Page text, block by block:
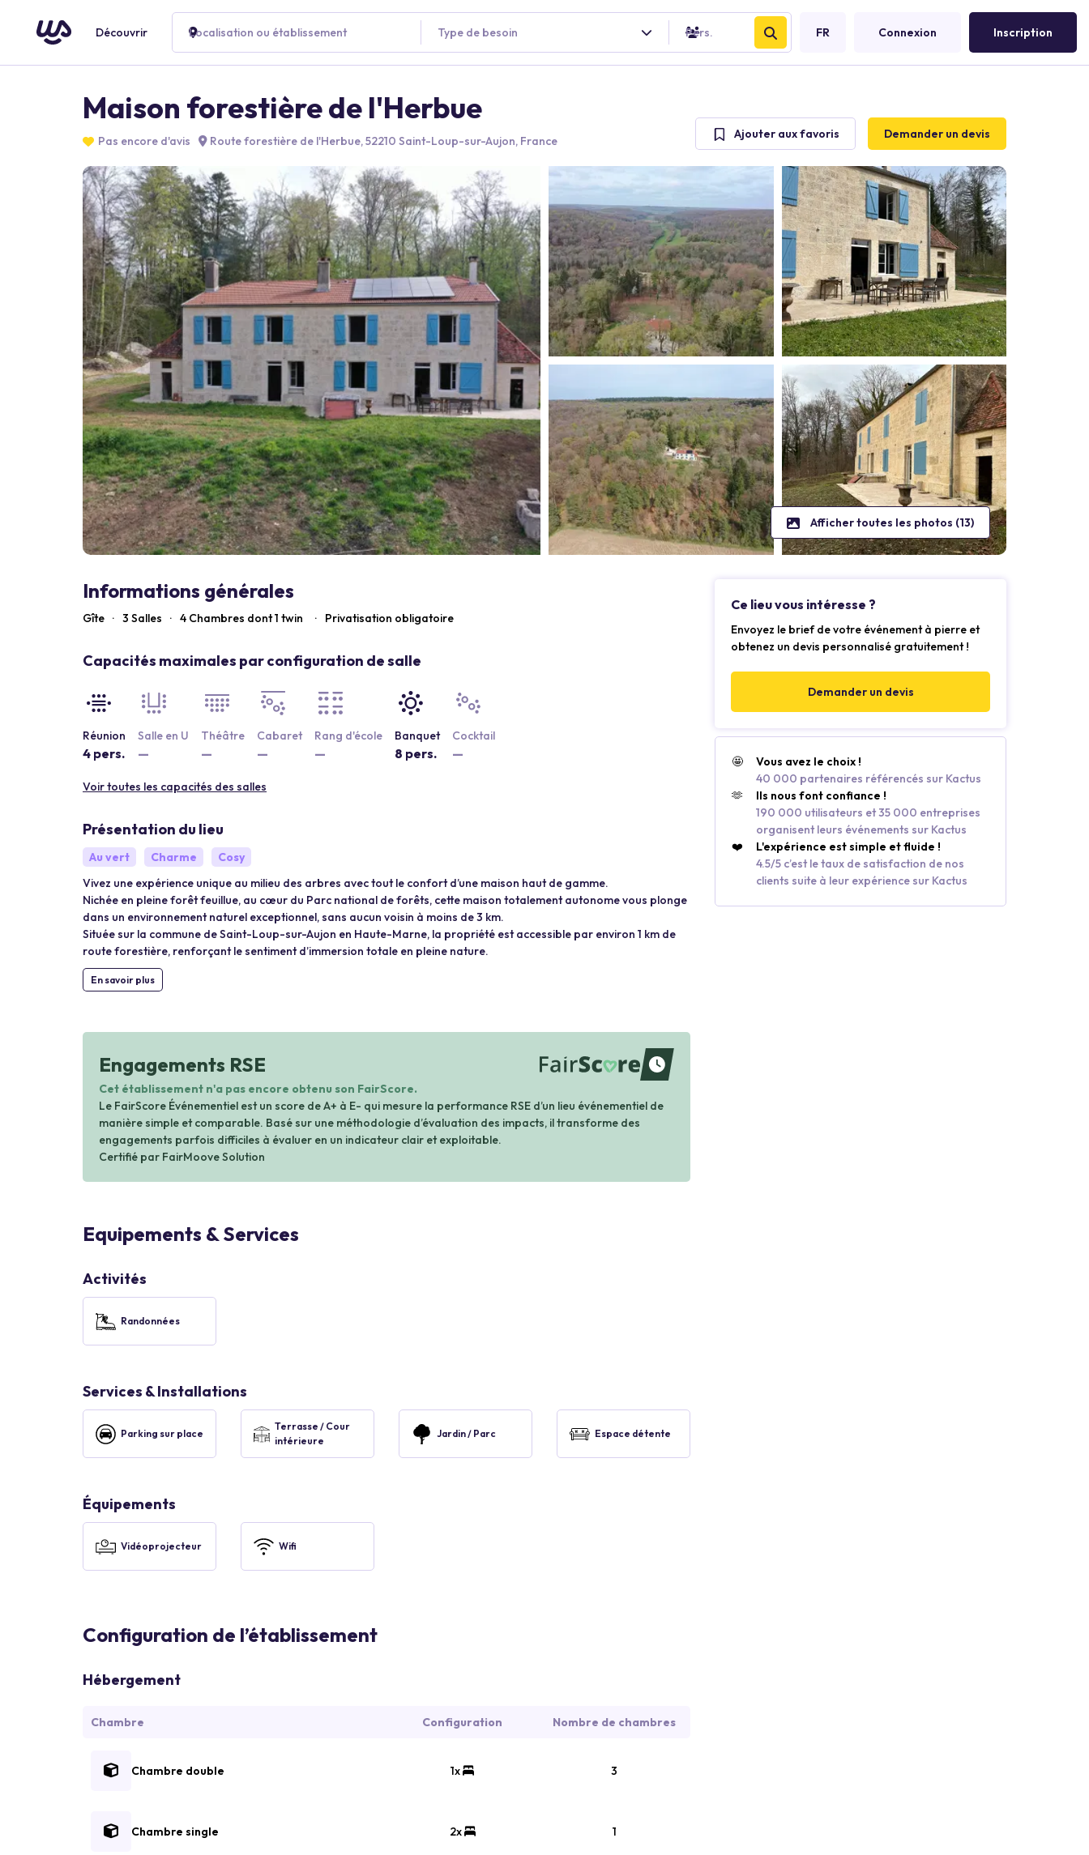
Découvrir Localisation ou établissement Type de besoin Pers. FR Connexion Inscription
Maison forestière de l'Herbue
Pas encore d'avis Route forestière de l'Herbue, 52210 Saint-Loup-sur-Aujon, France Ajouter aux favoris Demander un devis
Afficher toutes les photos (13)
Informations générales
Gîte · 3 Salles · 4 Chambres dont 1 twin · Privatisation obligatoire
Capacités maximales par configuration de salle
Réunion
4 pers.
Salle en U
—
Théâtre
—
Cabaret
—
Rang d'école
—
Banquet
8 pers.
Cocktail
—
Voir toutes les capacités des salles
Présentation du lieu
Au vert Charme
Cosy
Vivez une expérience unique au milieu des arbres avec tout le confort d’une maison haut de gamme.
Nichée en pleine forêt feuillue, au cœur du Parc national de forêts, cette maison totalement autonome vous plonge
dans un environnement naturel exceptionnel, sans aucun voisin à moins de 3 km.
Située sur la commune de Saint-Loup-sur-Aujon en Haute-Marne, la propriété est accessible par environ 1 km de
route forestière, renforçant le sentiment d’immersion totale en pleine nature.
En savoir plus
Engagements RSE
waiting
Cet établissement n'a pas encore obtenu son FairScore.
Le FairScore Événementiel est un score de A+ à E- qui mesure la performance RSE d’un lieu événementiel de
manière simple et comparable. Basé sur une méthodologie d’évaluation des impacts, il transforme des
engagements parfois difficiles à évaluer en un indicateur clair et exploitable.
Certifié par FairMoove Solution
Equipements & Services
Activités
Randonnées
Services & Installations
Parking sur place
Terrasse / Cour
intérieure
Jardin / Parc Espace détente
Équipements
Vidéoprojecteur Wifi
Configuration de l’établissement
Hébergement
Chambre Configuration Nombre de chambres
Chambre double 1x 3
Chambre single 2x 1
Ce lieu vous intéresse ?
Envoyez le brief de votre événement à pierre et
obtenez un devis personnalisé gratuitement !
Demander un devis
🤩
Vous avez le choix !
40 000 partenaires référencés sur Kactus
🫶
Ils nous font confiance !
190 000 utilisateurs et 35 000 entreprises
organisent leurs événements sur Kactus
❤️
L'expérience est simple et fluide !
4.5/5 c’est le taux de satisfaction de nos
clients suite à leur expérience sur Kactus